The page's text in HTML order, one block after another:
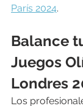
París 2024.
Balance
Juegos
Londres
Los